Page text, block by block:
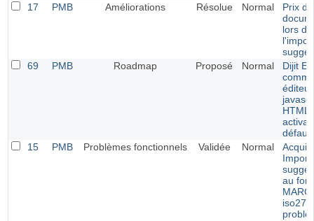
17
PMB Améliorations Résolue Normal
Prix
lors de
69
PMB Roadmap Proposé Normal
Dijit
éditeur
HTML
défaut
15
PMB Problèmes fonctionnels Validée Normal
Import
au
MARC